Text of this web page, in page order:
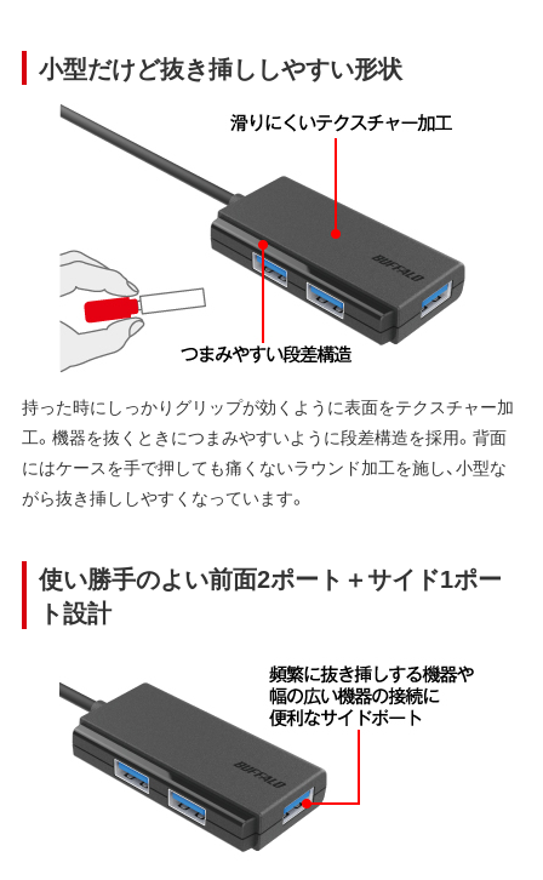
小型だけど抜き挿ししやすい形状
持った時にしっかりグリップが効くように表面をテクスチャー加
工。機器を抜くときにつまみやすいように段差構造を採用。背面
にはケースを手で押しても痛くないラウンド加工を施し、小型な
がら抜き挿ししやすくなっています。
使い勝手のよい前面2ポート＋サイド1ポー
ト設計